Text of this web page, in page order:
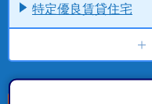
特定優良賃貸住宅